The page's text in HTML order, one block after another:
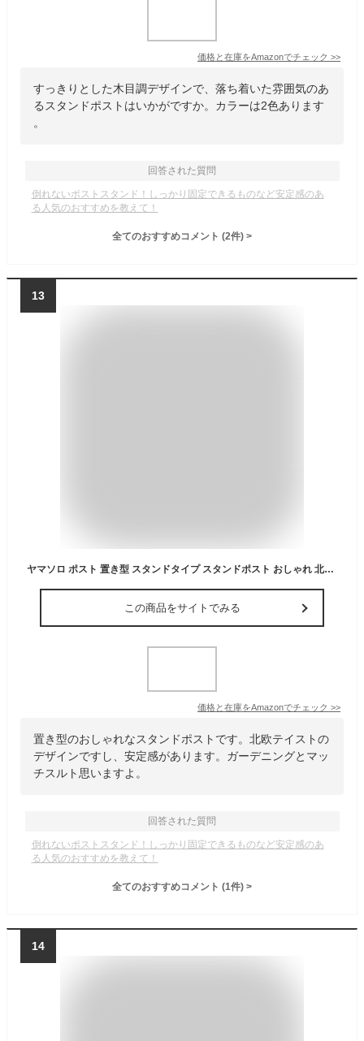
価格と在庫をAmazonでチェック >>
すっきりとした木目調デザインで、落ち着いた雰囲気のあ
るスタンドポストはいかがですか。カラーは2色あります
。
回答された質問
倒れないポストスタンド！しっかり固定できるものなど安定感のあ
る人気のおすすめを教えて！
全てのおすすめコメント (2件) >
13
ヤマソロ ポスト 置き型 スタンドタイプ スタンドポスト おしゃれ 北欧 木製 ウィルバー Wilbur 73-764 (ダークグレー)
この商品をサイトでみる
価格と在庫をAmazonでチェック >>
置き型のおしゃれなスタンドポストです。北欧テイストの
デザインですし、安定感があります。ガーデニングとマッ
チスルト思いますよ。
回答された質問
倒れないポストスタンド！しっかり固定できるものなど安定感のあ
る人気のおすすめを教えて！
全てのおすすめコメント (1件) >
14